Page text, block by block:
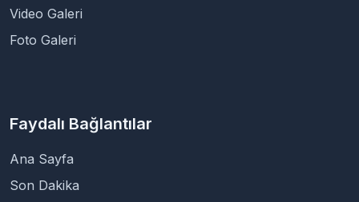
Video Galeri
Foto Galeri
Faydalı Bağlantılar
Ana Sayfa
Son Dakika